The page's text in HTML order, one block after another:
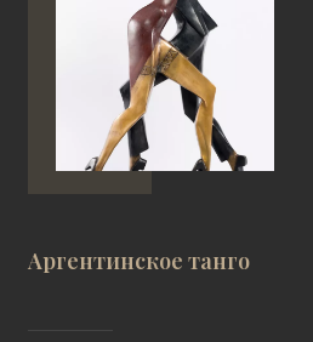
Аргентинское танго